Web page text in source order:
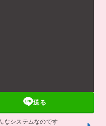
送る
なシステムなのです